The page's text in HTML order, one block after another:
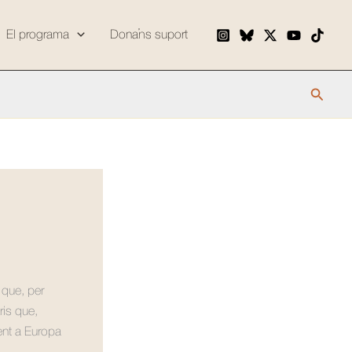
El programa Dona’ns suport
Cerca
que, per
que,
a Europa